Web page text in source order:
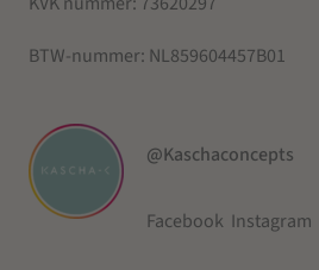
BTW-nummer: NL859604457B01
@Kaschaconcepts
Facebook Instagram